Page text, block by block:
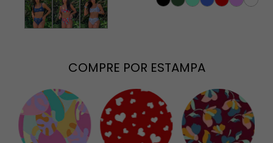
COMPRE POR ESTAMPA